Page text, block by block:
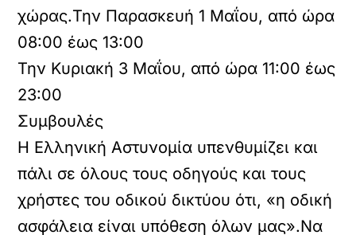
χώρας.Την Παρασκευή 1 Μαΐου, από ώρα
08:00 έως 13:00
Την Κυριακή 3 Μαΐου, από ώρα 11:00 έως
23:00
Συμβουλές
Η Ελληνική Αστυνομία υπενθυμίζει και
πάλι σε όλους τους οδηγούς και τους
χρήστες του οδικού δικτύου ότι, «η οδική
ασφάλεια είναι υπόθεση όλων μας».Να